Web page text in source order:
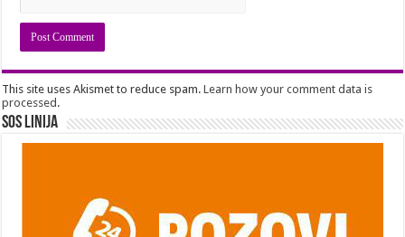
This site uses Akismet to reduce spam.Learn how your comment data is
processed .
SOS Linija